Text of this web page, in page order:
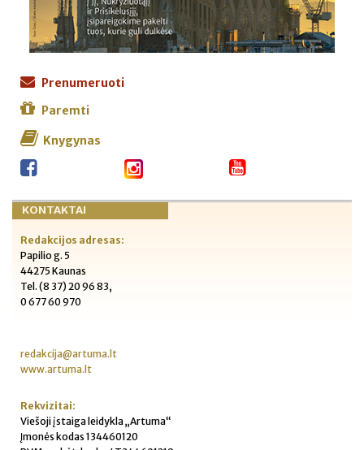
Prenumeruoti
Paremti
Knygynas
KONTAKTAI
Redakcijos adresas:
Papilio g. 5
44275 Kaunas
Tel. (8 37) 20 96 83,
0 677 60 970
redakcija@artuma.lt
www.artuma.lt
Rekvizitai:
Viešoji įstaiga leidykla „Artuma“
Įmonės kodas 134460120